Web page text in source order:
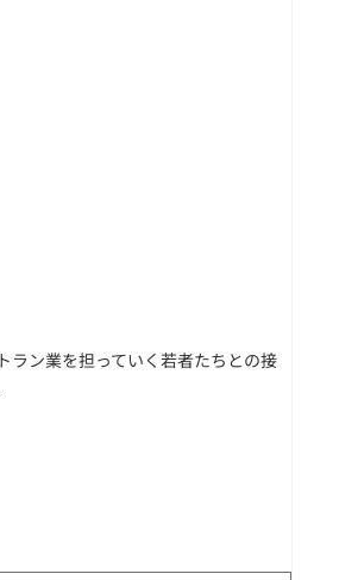
ラン業を担っていく若者たちとの接